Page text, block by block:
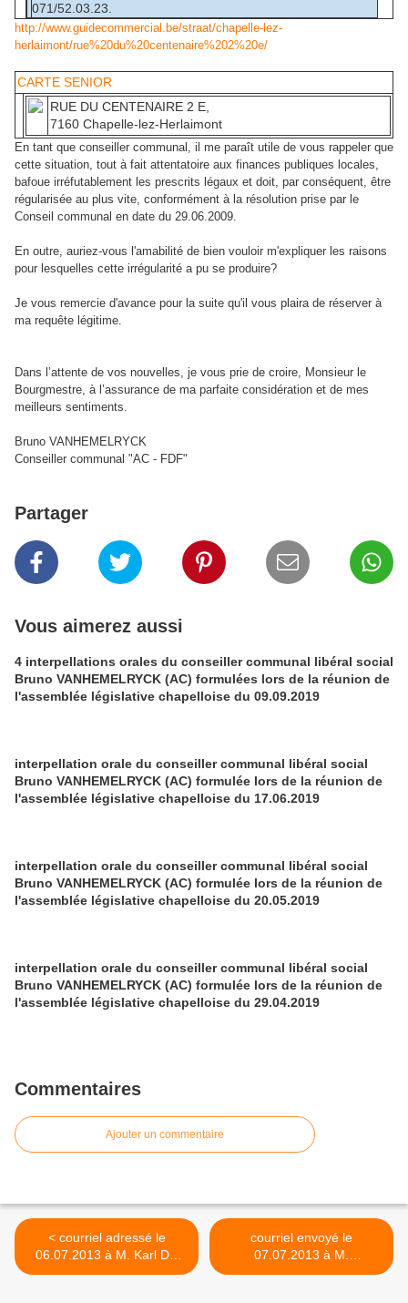
071/52.03.23.
http://www.guidecommercial.be/straat/chapelle-lez-
herlaimont/rue%20du%20centenaire%202%20e/
CARTE SENIOR
RUE DU CENTENAIRE 2 E,
7160 Chapelle-lez-Herlaimont
En tant que conseiller communal, il me paraît utile de vous rappeler que
cette situation, tout à fait attentatoire aux finances publiques locales,
bafoue irréfutablement les prescrits légaux et doit, par conséquent, être
régularisée au plus vite, conformément à la résolution prise par le
Conseil communal en date du 29.06.2009.
En outre, auriez-vous l'amabilité de bien vouloir m'expliquer les raisons
pour lesquelles cette irrégularité a pu se produire?
Je vous remercie d'avance pour la suite qu'il vous plaira de réserver à
ma requête légitime.
Dans l’attente de vos nouvelles, je vous prie de croire, Monsieur le
Bourgmestre, à l’assurance de ma parfaite considération et de mes
meilleurs sentiments.
Bruno VANHEMELRYCK
Conseiller communal "AC - FDF"
Partager
Vous aimerez aussi
4 interpellations orales du conseiller communal libéral social
Bruno VANHEMELRYCK (AC) formulées lors de la réunion de
l'assemblée législative chapelloise du 09.09.2019
interpellation orale du conseiller communal libéral social
Bruno VANHEMELRYCK (AC) formulée lors de la réunion de
l'assemblée législative chapelloise du 17.06.2019
interpellation orale du conseiller communal libéral social
Bruno VANHEMELRYCK (AC) formulée lors de la réunion de
l'assemblée législative chapelloise du 20.05.2019
interpellation orale du conseiller communal libéral social
Bruno VANHEMELRYCK (AC) formulée lors de la réunion de
l'assemblée législative chapelloise du 29.04.2019
Commentaires
Ajouter un commentaire
< courriel adressé le
06.07.2013 à M. Karl DE
VOS, Bourgmestre, pour
courriel envoyé le
07.07.2013 à M.
BOUILLON, Secrétaire